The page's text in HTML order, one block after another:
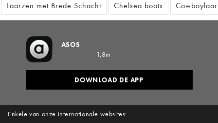
Laarzen met Brede Schacht Chelsea boots
Enkele van onze internationale websites:
ASOS
1,8m
DOWNLOAD DE APP